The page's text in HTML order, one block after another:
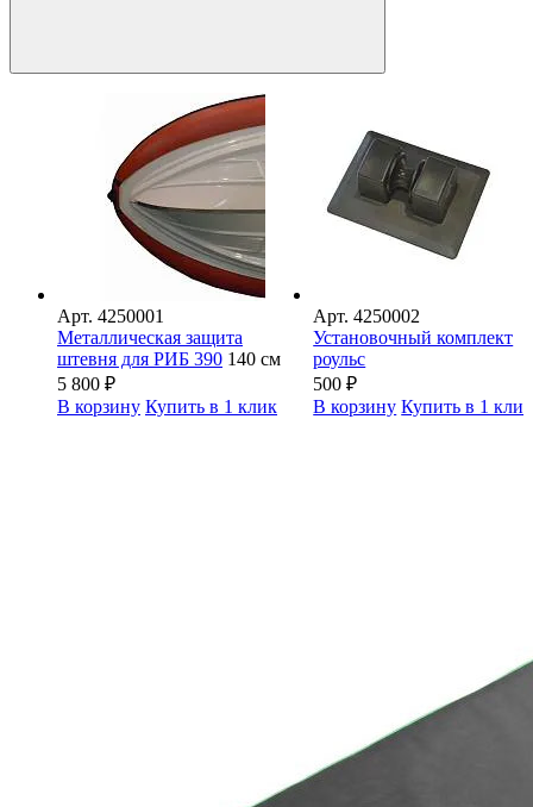
Арт. 4250001
Металлическая защита
штевня для РИБ 390 140 см
5 800 ₽
В корзину Купить в 1 клик
Арт.4250002
Установочный комплект
роульс
500₽
В корзину Купить в 1 клик